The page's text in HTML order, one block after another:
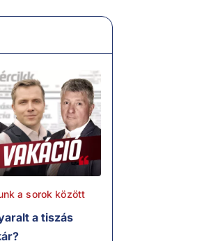
a sorok között
a tiszás